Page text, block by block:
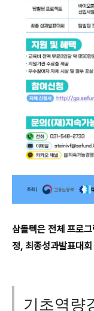
삼돌텍은 전체 프로
정, 최종성과발표대
기초역량